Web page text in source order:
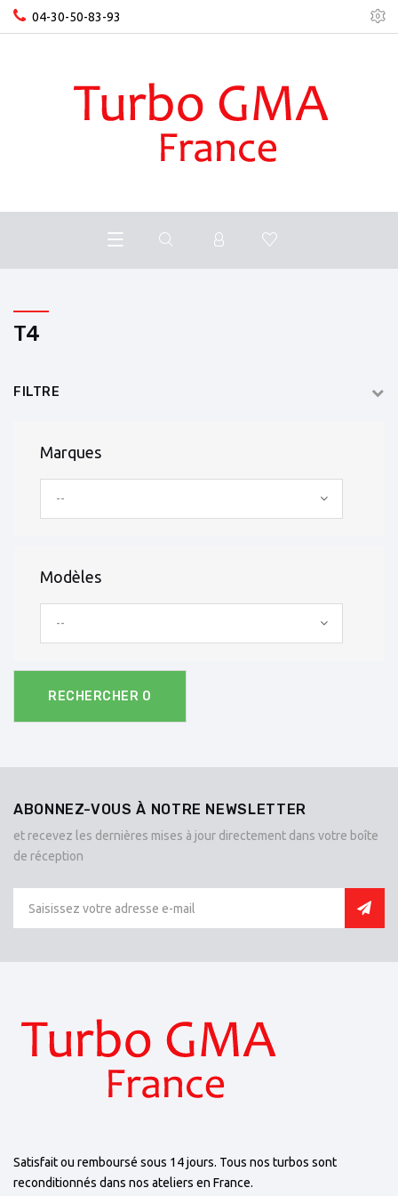
04-30-50-83-93
T4
FILTRE
Marques
--
Modèles
--
RECHERCHER 0
ABONNEZ-VOUS À NOTRE NEWSLETTER
et recevez les dernières mises à jour directement dans votre boîte
de réception
Satisfait ou remboursé sous 14 jours. Tous nos turbos sont
reconditionnés dans nos ateliers en France.